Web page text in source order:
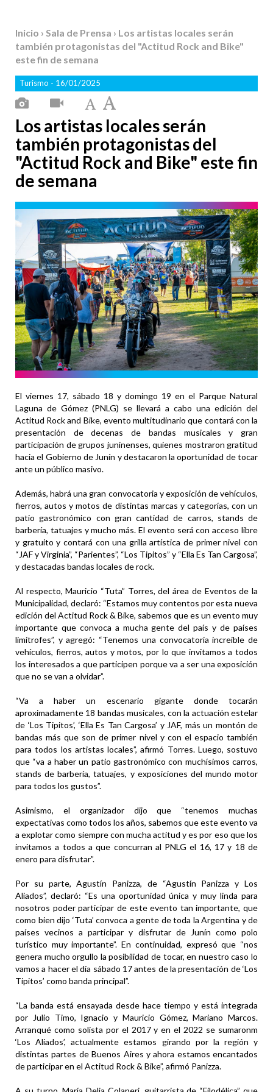
Inicio › Sala de Prensa › Los artistas locales serán
también protagonistas del "Actitud Rock and Bike"
este fin de semana
Turismo - 16/01/2025
Los artistas locales serán
también protagonistas del
"Actitud Rock and Bike" este fin
de semana
El viernes 17, sábado 18 y domingo 19 en el Parque Natural
Laguna de Gómez (PNLG) se llevará a cabo una edición del
Actitud Rock and Bike, evento multitudinario que contará con la
presentación de decenas de bandas musicales y gran
participación de grupos juninenses, quienes mostraron gratitud
hacia el Gobierno de Junín y destacaron la oportunidad de tocar
ante un público masivo.
Además, habrá una gran convocatoria y exposición de vehículos,
fierros, autos y motos de distintas marcas y categorías, con un
patio gastronómico con gran cantidad de carros, stands de
barbería, tatuajes y mucho más. El evento será con acceso libre
y gratuito y contará con una grilla artística de primer nivel con
“JAF y Virginia”, “Parientes”, “Los Tipitos” y “Ella Es Tan Cargosa”,
y destacadas bandas locales de rock.
Al respecto, Mauricio “Tuta” Torres, del área de Eventos de la
Municipalidad, declaró: “Estamos muy contentos por esta nueva
edición del Actitud Rock & Bike, sabemos que es un evento muy
importante que convoca a mucha gente del país y de países
limítrofes”, y agregó: “Tenemos una convocatoria increíble de
vehículos, fierros, autos y motos, por lo que invitamos a todos
los interesados a que participen porque va a ser una exposición
que no se van a olvidar”.
“Va a haber un escenario gigante donde tocarán
aproximadamente 18 bandas musicales, con la actuación estelar
de ‘Los Tipitos’, ‘Ella Es Tan Cargosa’ y JAF, más un montón de
bandas más que son de primer nivel y con el espacio también
para todos los artistas locales”, afirmó Torres. Luego, sostuvo
que “va a haber un patio gastronómico con muchísimos carros,
stands de barbería, tatuajes, y exposiciones del mundo motor
para todos los gustos”.
Asimismo, el organizador dijo que “tenemos muchas
expectativas como todos los años, sabemos que este evento va
a explotar como siempre con mucha actitud y es por eso que los
invitamos a todos a que concurran al PNLG el 16, 17 y 18 de
enero para disfrutar”.
Por su parte, Agustín Panizza, de “Agustín Panizza y Los
Aliados”, declaró: “Es una oportunidad única y muy linda para
nosotros poder participar de este evento tan importante, que
como bien dijo ‘Tuta’ convoca a gente de toda la Argentina y de
países vecinos a participar y disfrutar de Junín como polo
turístico muy importante”. En continuidad, expresó que “nos
genera mucho orgullo la posibilidad de tocar, en nuestro caso lo
vamos a hacer el día sábado 17 antes de la presentación de ‘Los
Tipitos’ como banda principal”.
“La banda está ensayada desde hace tiempo y está integrada
por Julio Timo, Ignacio y Mauricio Gómez, Mariano Marcos.
Arranqué como solista por el 2017 y en el 2022 se sumaronm
‘Los Aliados’, actualmente estamos girando por la región y
distintas partes de Buenos Aires y ahora estamos encantados
de participar en el Actitud Rock & Bike”, afirmó Panizza.